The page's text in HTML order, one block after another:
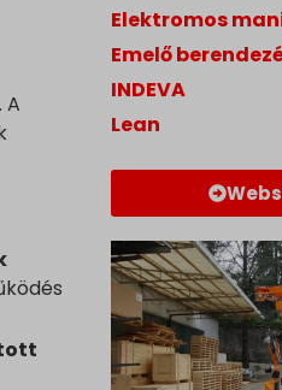
A
Elektromos
Emelő
INDEVA
Lean